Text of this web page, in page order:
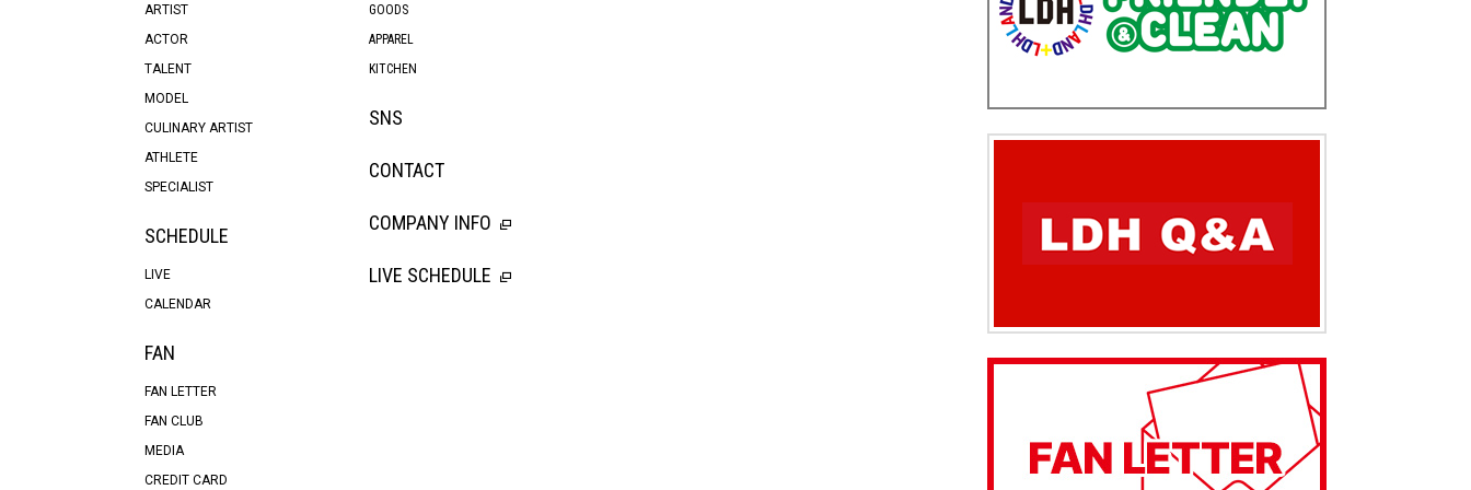
ARTIST
ACTOR
TALENT
MODEL
CULINARY ARTIST
ATHLETE
SPECIALIST
SCHEDULE
LIVE
CALENDAR
FAN
FAN LETTER
FAN CLUB
MEDIA
CREDIT CARD
GOODS
APPAREL
KITCHEN
SNS
CONTACT
COMPANY INFO
LIVE SCHEDULE